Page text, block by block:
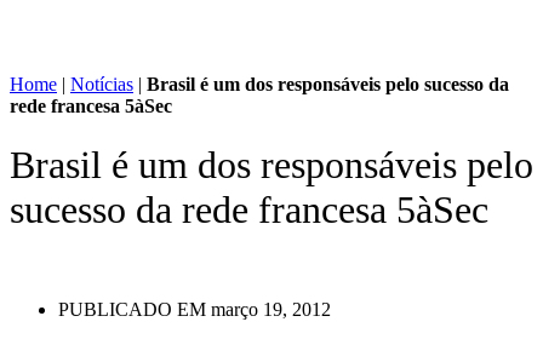
Home | Notícias | Brasil é um dos responsáveis pelo sucesso da
rede francesa 5àSec
Brasil é um dos responsáveis pelo
sucesso da rede francesa 5àSec
PUBLICADO EM março 19, 2012